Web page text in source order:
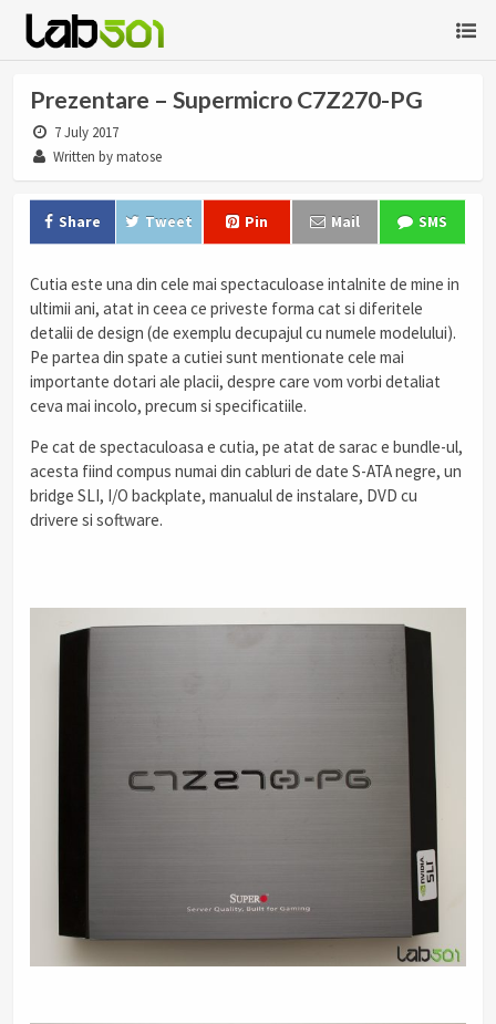
Prezentare – Supermicro C7Z270-PG
7 July 2017
Written by matose
Share Tweet Pin Mail SMS
Cutia este una din cele mai spectaculoase intalnite de mine in
ultimii ani, atat in ceea ce priveste forma cat si diferitele
detalii de design (de exemplu decupajul cu numele modelului).
Pe partea din spate a cutiei sunt mentionate cele mai
importante dotari ale placii, despre care vom vorbi detaliat
ceva mai incolo, precum si specificatiile.
Pe cat de spectaculoasa e cutia, pe atat de sarac e bundle-ul,
acesta fiind compus numai din cabluri de date S-ATA negre, un
bridge SLI, I/O backplate, manualul de instalare, DVD cu
drivere si software.